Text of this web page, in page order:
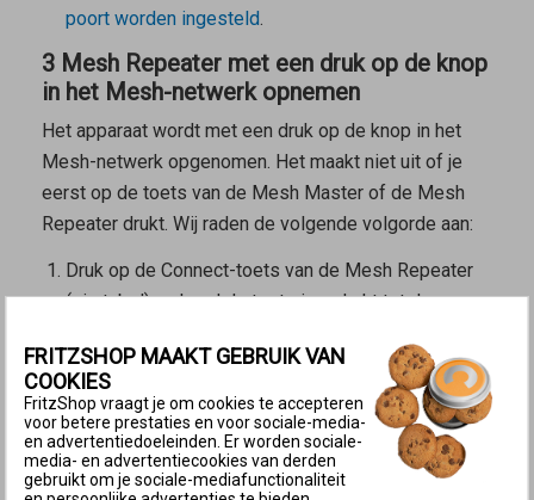
poort worden ingesteld
3 Mesh Repeater met een druk op de knop
in het Mesh-netwerk opnemen
Het apparaat wordt met een druk op de knop in het
Mesh-netwerk opgenomen. Het maakt niet uit of je
eerst op de toets van de Mesh Masterof de Mesh
Repeaterdrukt. Wij raden de volgende volgorde aan:
Druk op de Connect-toets van de Mesh Repeater
(zie tabel) en houd de toets ingedrukt tot de
ook nog andere leds knipperen.
Binnen 2 minuten: druk op de Connect-toets van de
Mesh Masteren houd de toets ingedrukt tot de
Connect-led (zie tabel) oplicht of begint te
knipperen. Mogelijk knipperen er ook andere leds
FRITZSHOP MAAKT GEBRUIK VAN
COOKIES
FritzShop vraagt je om cookies te accepteren
voor betere prestaties en voor sociale-media-
en advertentiedoeleinden. Er worden sociale-
media- en advertentiecookies van derden
gebruikt om je sociale-mediafunctionaliteit